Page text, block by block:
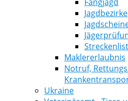
Jagdbezirke
Maklererlaubnis
Notruf,
Ukraine